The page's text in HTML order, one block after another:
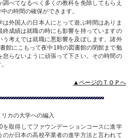
べてなるべく多くの教科を免除してもらえ
の時間の確保ができます。
外国人の日本人にとって遊ぶ時間はありま
成績は就職の時にも影響を持っていますの
考えでは就職に悪影響を及ぼします。諸外
館にこもって夜中1時の図書館の閉館まで勉
らないように頑張って下さい。その時間の
▲ページのＴＯＰへ
カの大学への編入
を取得してファウンデーションコースに進学
が日本の高校卒業者の進学方法と言われて